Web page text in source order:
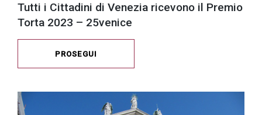
Tutti i Cittadini di Venezia ricevono il Premio
Torta 2023 – 25venice
PROSEGUI